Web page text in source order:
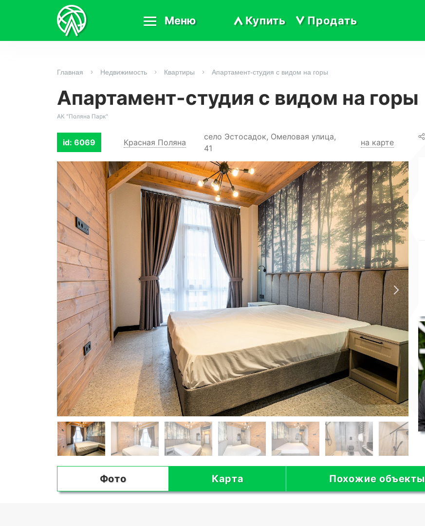
Меню Купить Продать
Главная Недвижимость Квартиры Апартамент-студия с видом на горы
Апартамент-студия с видом на горы
АК "Поляна Парк"
id: 6069 Красная Поляна
село Эстосадок, Омеловая улица,
41
на карте
Фото Карта Похожие объекты